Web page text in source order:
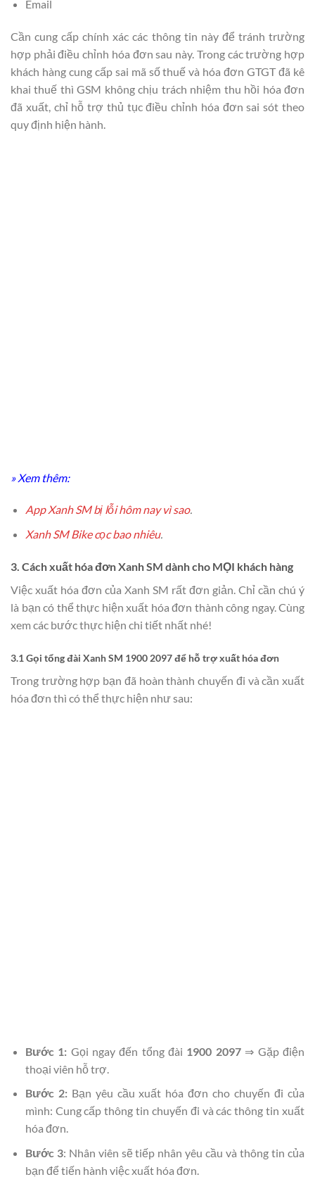
Email
Cần cung cấp chính xác các thông tin này để tránh trường
hợp phải điều chỉnh hóa đơn sau này. Trong các trường hợp
khách hàng cung cấp sai mã số thuế và hóa đơn GTGT đã kê
khai thuế thì GSM không chịu trách nhiệm thu hồi hóa đơn
đã xuất, chỉ hỗ trợ thủ tục điều chỉnh hóa đơn sai sót theo
quy định hiện hành.
» Xem thêm:
App Xanh SM bị lỗi hôm nay vì sao.
Xanh SM Bike cọc bao nhiêu.
3. Cách xuất hóa đơn Xanh SM dành cho MỌI khách hàng
Việc xuất hóa đơn của Xanh SM rất đơn giản. Chỉ cần chú ý
là bạn có thể thực hiện xuất hóa đơn thành công ngay. Cùng
xem các bước thực hiện chi tiết nhất nhé!
3.1 Gọi tổng đài Xanh SM 1900 2097 để hỗ trợ xuất hóa đơn
Trong trường hợp bạn đã hoàn thành chuyến đi và cần xuất
hóa đơn thì có thể thực hiện như sau:
Bước 1: Gọi ngay đến tổng đài 1900 2097⇒ Gặp điện
thoại viên hỗ trợ.
Bước 2:Bạn yêu cầu xuất hóa đơn cho chuyến đi của
mình: Cung cấp thông tin chuyến đi và các thông tin xuất
hóa đơn.
Bước 3: Nhân viên sẽ tiếp nhân yêu cầu và thông tin của
bạn để tiến hành việc xuất hóa đơn.